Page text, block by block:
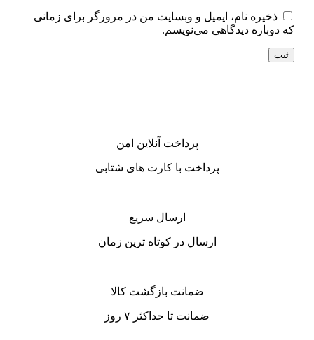
ذخیره نام، ایمیل و وبسایت من در مرورگر برای زمانی
که دوباره دیدگاهی می‌نویسم.
پرداخت آنلاین امن
پرداخت با کارت های شتابی
ارسال سریع
ارسال در کوتاه ترین زمان
ضمانت بازگشت کالا
ضمانت تا حداکثر ۷ روز